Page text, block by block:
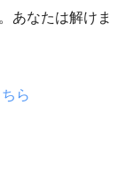
あなたは解けま
ら